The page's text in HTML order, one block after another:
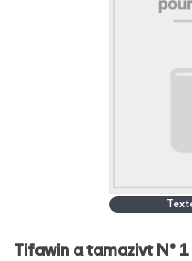
Tifawin a tamazivt N° 1